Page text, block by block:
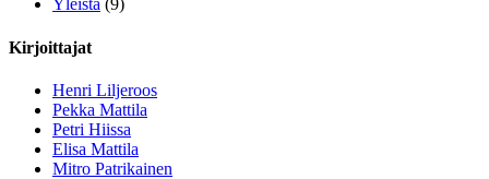
Yleistä (9)
Kirjoittajat
Henri Liljeroos
Pekka Mattila
Petri Hiissa
Elisa Mattila
Mitro Patrikainen